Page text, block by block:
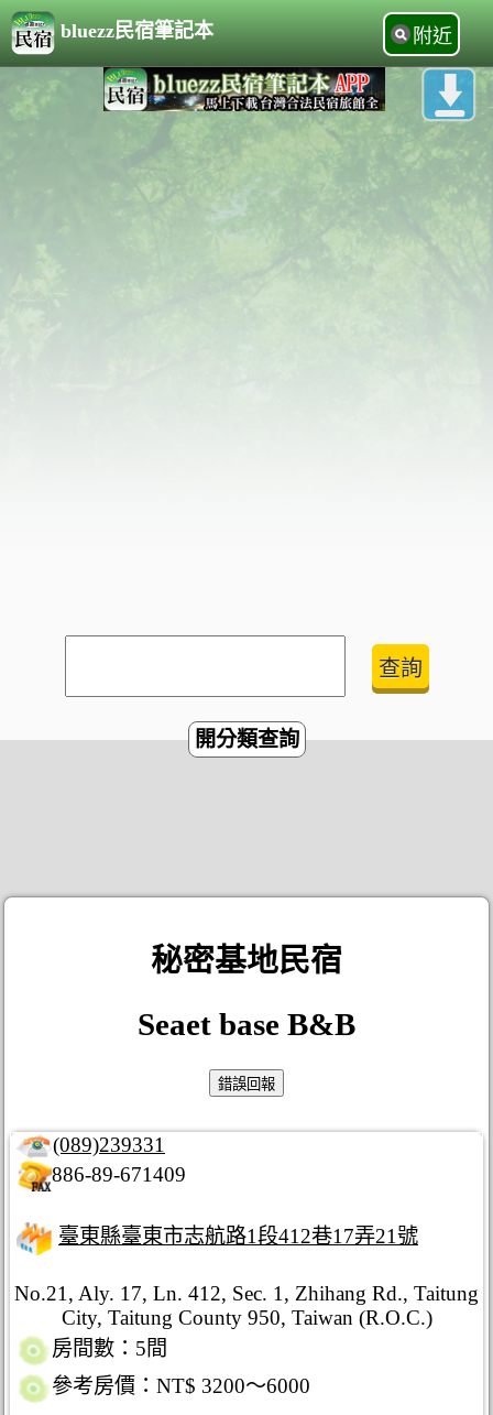
bluezz民宿筆記本 附近
開分類查詢
秘密基地民宿
Seaet base B&B
(089)239331
886-89-671409
臺東縣臺東市志航路1段412巷17弄21號
No.21, Aly. 17, Ln. 412, Sec. 1, Zhihang Rd., Taitung
City, Taitung County 950, Taiwan (R.O.C.)
房間數：5間
參考房價：NT$ 3200～6000